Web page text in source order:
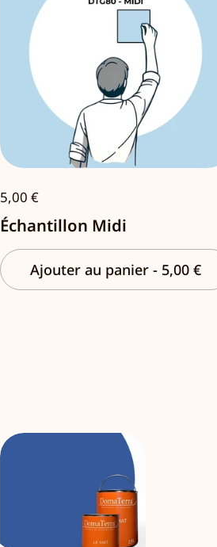
5,00 €
Échantillon Midi
Ajouter au panier - 5,00 €